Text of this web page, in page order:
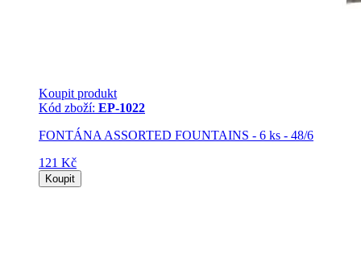
Koupit produkt
Kód zboží: EP-1022
FONTÁNA ASSORTED FOUNTAINS - 6 ks - 48/6
121 Kč
Koupit